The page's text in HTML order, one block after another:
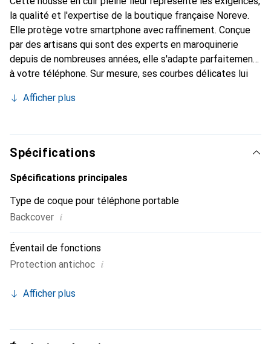
la qualité et l'expertise de la boutique française Noreve.
Elle protège votre smartphone avec raffinement. Conçue
par des artisans qui sont des experts en maroquinerie
depuis de nombreuses années, elle s'adapte parfaitement
à votre téléphone. Sur mesure, ses courbes délicates lui
accessoire chic et essentiel pour votre smartphone.
qualité, la marque Noreve est un choix sûr pour une
clientèle exigeante.
Afficher plus
Spécifications
Spécifications principales
Type de coque pour téléphone portable
Backcover i
Éventail de fonctions
Protection antichoc i
Afficher plus